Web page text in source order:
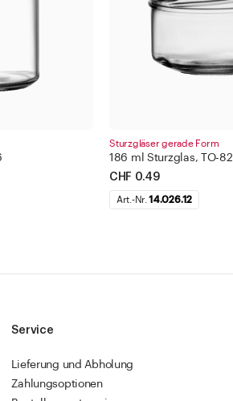
Sturzgläser gerade Form
186 ml Sturzglas, TO-82
CHF 0.49
Art.-Nr.14.026.12
Service
Lieferung und Abholung
Zahlungsoptionen